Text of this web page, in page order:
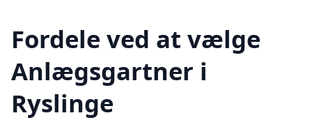
Fordele ved at vælge
Anlægsgartner i
Ryslinge